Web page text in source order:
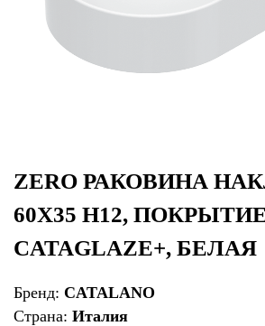
ZERO РАКОВИНА
60Х35 H12,
CATAGLAZE+, БЕЛАЯ
Бренд: CATALANO
Страна: Италия